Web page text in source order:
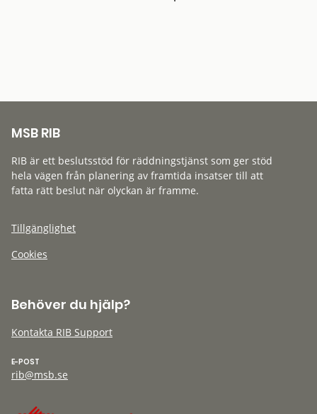
MSB RIB
RIB är ett beslutsstöd för räddningstjänst som ger stöd
hela vägen från planering av framtida insatser till att
fatta rätt beslut när olyckan är framme.
Tillgänglighet
Cookies
Behöver du hjälp?
Kontakta RIB Support
E-POST
rib@msb.se